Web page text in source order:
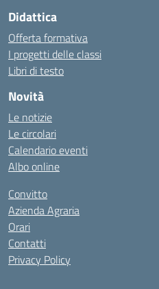
Didattica
Offerta formativa
I progetti delle classi
Libri di testo
Novità
Le notizie
Le circolari
Calendario eventi
Albo online
Convitto
Azienda Agraria
Orari
Contatti
Privacy Policy